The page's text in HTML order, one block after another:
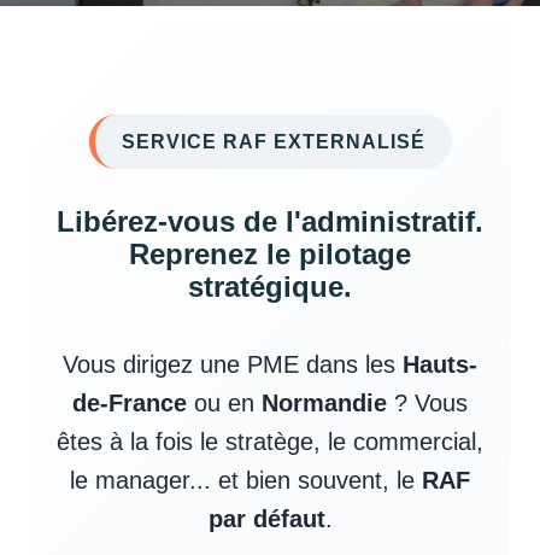
SERVICE RAF EXTERNALISÉ
Libérez-vous de l'administratif.
Reprenez le pilotage
stratégique.
Vous dirigez une PME dans les Hauts-
de-France ou en Normandie ? Vous
êtes à la fois le stratège, le commercial,
le manager... et bien souvent, le RAF
par défaut.